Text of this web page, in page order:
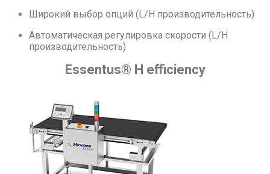
Широкий выбор опций (L/H производительность)
Автоматическая регулировка скорости (L/H
производительность)
Essentus® H efficiency